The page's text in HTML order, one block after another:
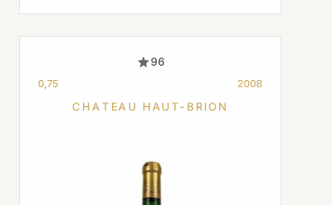
96
0,75 2008
CHATEAU HAUT-BRION